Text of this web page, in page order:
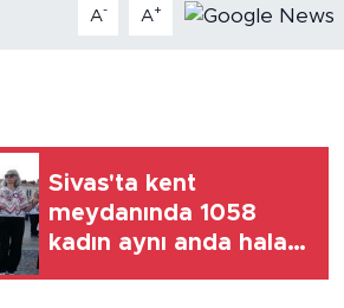
A- A+
Sivas'ta kent
meydanında 1058
kadın aynı anda halay